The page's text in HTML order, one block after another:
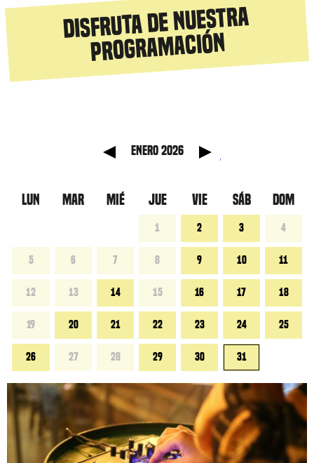
Disfruta de nuestra
programación
enero 2026
LUN MAR MIÉ JUE VIE SÁB DOM
1 2 3 4
5 6 7 8 9 10 11
12 13 14 15 16 17 18
19 20 21 22 23 24 25
26 27 28 29 30 31